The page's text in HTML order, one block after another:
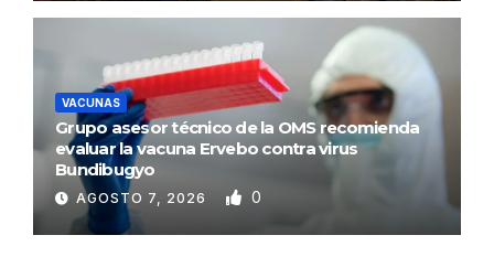
VACUNAS
Grupo asesor técnico de la OMS recomienda
evaluar la vacuna Ervebo contra virus
Bundibugyo
AGOSTO 7, 2026 0